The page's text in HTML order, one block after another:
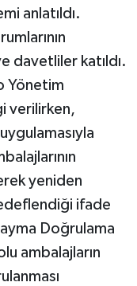
anlatıldı.
davetliler katıldı.
Yönetim
verilirken,
yeniden
ifade
Doğrulama
ambalajların